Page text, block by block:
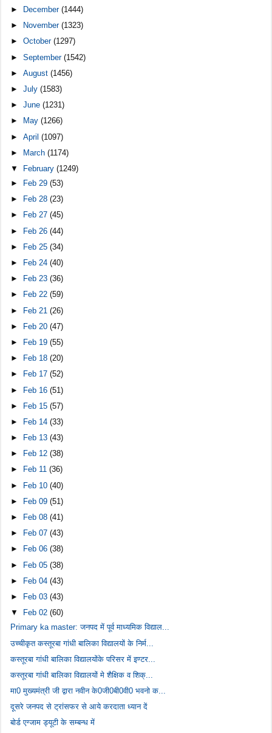
►
December(1444)
►
November(1323)
►October(1297)
►September(1542)
►August(1456)
►July(1583)
►June(1231)
►
May(1266)
►April(1097)
► March(1174)
▼
February(1249)
►
Feb 29(53)
►
Feb 28(23)
►
Feb 27(45)
► Feb 26(44)
►
Feb 25(34)
►
Feb 24(40)
►
Feb 23(36)
►
Feb 22(59)
► Feb 21(26)
►
Feb 20(47)
►
Feb 19(55)
►
Feb 18(20)
►
Feb 17(52)
► Feb 16(51)
► Feb 15(57)
►
Feb 14(33)
►
Feb 13(43)
►
Feb 12(38)
►
Feb 11(36)
► Feb 10(40)
►
Feb 09(51)
►
Feb 08(41)
►
Feb 07(43)
►
Feb 06(38)
► Feb 05(38)
►
Feb 04(43)
►
Feb 03(43)
▼
Feb 02(60)
Primary ka master: जनपद में पूर्व माध्यमिक विद्याल...
उच्चीकृत कस्तूरबा गांधी बालिका विद्यालयों के निर्म...
कस्तूरबा गांधी बालिका विद्यालयोंके परिसर में इण्टर...
कस्तूरबा गांधी बालिका विद्यालयों मे शैक्षिक व शिक्...
मा0 मुख्यमंत्री जी द्वारा नवीन के0जी0बी0वी0 भवनो क...
दूसरे जनपद से ट्रांसफर से आये करदाता ध्यान दें
बोर्ड एग्जाम ड्यूटी के सम्बन्ध में